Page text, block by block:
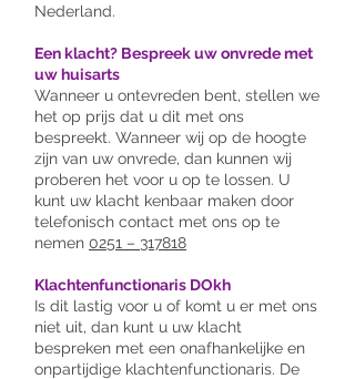
Nederland.
Een klacht? Bespreek uw onvrede met
uw huisarts
Wanneer u ontevreden bent, stellen we
het op prijs dat u dit met ons
bespreekt. Wanneer wij op de hoogte
zijn van uw onvrede, dan kunnen wij
proberen het voor u op te lossen. U
kunt uw klacht kenbaar maken door
telefonisch contact met ons op te
nemen 0251 – 317818
Klachtenfunctionaris DOkh
Is dit lastig voor u of komt u er met ons
niet uit, dan kunt u uw klacht
bespreken met een onafhankelijke en
onpartijdige klachtenfunctionaris. De